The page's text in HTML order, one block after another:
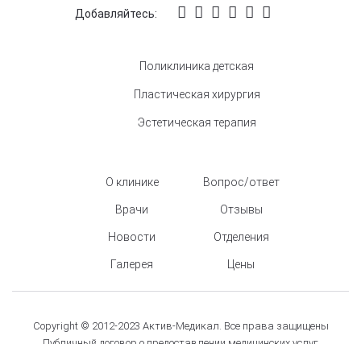
Добавляйтесь:
Поликлиника детская
Пластическая хирургия
Эстетическая терапия
О клинике
Врачи
Новости
Галерея
Вопрос/ответ
Отзывы
Отделения
Цены
Copyright © 2012-2023 Актив-Медикал. Все права защищены